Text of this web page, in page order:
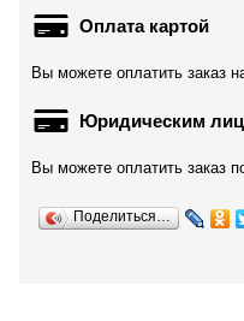
Оплата картой
Вы можете оплатить заказ
Юридическим
Вы можете оплатить заказ
Поделиться…